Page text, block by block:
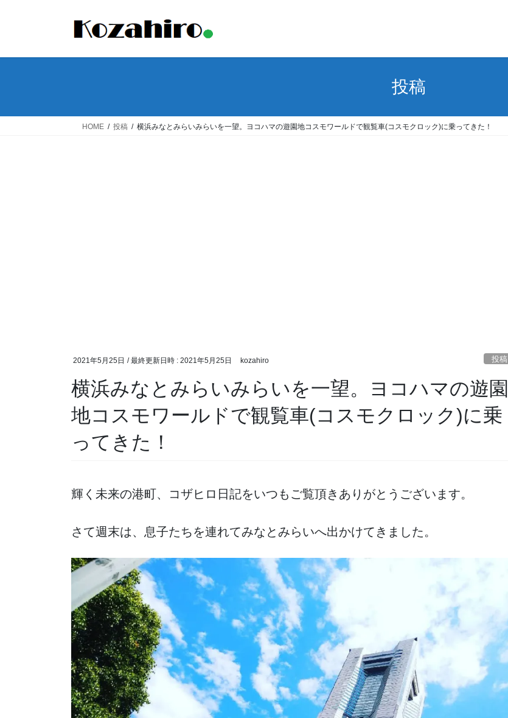
投稿
HOME 投稿 横浜みなとみらいみらいを一望。ヨコハマの遊園地コスモワールドで観覧車(コスモクロック)に乗ってきた！
2021年5月25日 / 最終更新日時 : 2021年5月25日 kozahiro 投稿
横浜みなとみらいみらいを一望。ヨコハマの遊園
地コスモワールドで観覧車(コスモクロック)に乗
ってきた！
輝く未来の港町、コザヒロ日記をいつもご覧頂きありがとうございます。
さて週末は、息子たちを連れてみなとみらいへ出かけてきました。